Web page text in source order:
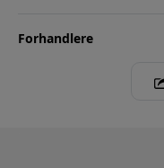
Forhandlere